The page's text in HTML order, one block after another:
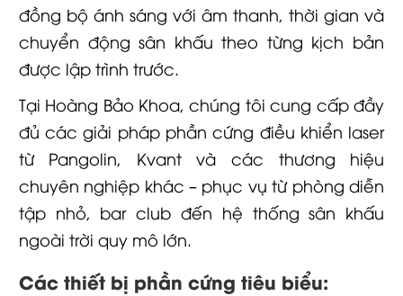
đồng bộ ánh sáng với âm thanh, thời gian và
chuyển động sân khấu theo từng kịch bản
được lập trình trước.
Tại Hoàng Bảo Khoa, chúng tôi cung cấp đầy
đủ các giải pháp phần cứng điều khiển laser
từ Pangolin, Kvant và các thương hiệu
chuyên nghiệp khác – phục vụ từ phòng diễn
tập nhỏ, bar club đến hệ thống sân khấu
ngoài trời quy mô lớn.
Các thiết bị phần cứng tiêu biểu: